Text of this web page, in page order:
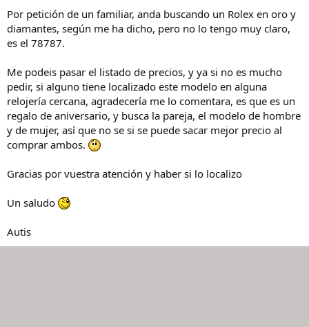
i
l
o
Por petición de un familiar, anda buscando un Rolex en oro y
diamantes, según me ha dicho, pero no lo tengo muy claro,
es el 78787.
Me podeis pasar el listado de precios, y ya si no es mucho
pedir, si alguno tiene localizado este modelo en alguna
relojería cercana, agradecería me lo comentara, es que es un
regalo de aniversario, y busca la pareja, el modelo de hombre
y de mujer, así que no se si se puede sacar mejor precio al
comprar ambos.
Gracias por vuestra atención y haber si lo localizo
Un saludo
Autis